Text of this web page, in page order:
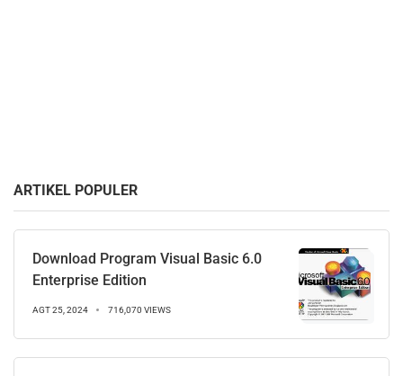
ARTIKEL POPULER
Download Program Visual Basic 6.0
Enterprise Edition
AGT 25, 2024 716,070 VIEWS